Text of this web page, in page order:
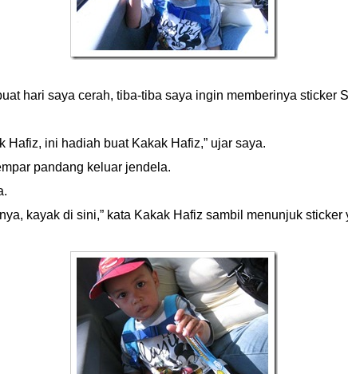
hari saya cerah, tiba-tiba saya ingin memberinya sticker
Hafiz, ini hadiah buat Kakak Hafiz,” ujar saya.
pandang keluar jendela.
kayak di sini,” kata Kakak Hafiz sambil menunjuk sticker